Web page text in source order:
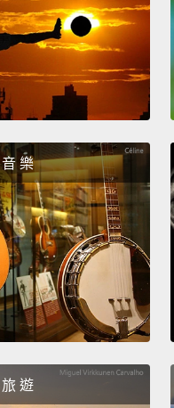
could set to toast
probably already
喔我的天。如果有這
就真的是超天才的發
any of the clothes I
明天要穿什麼？呃啊
How many hours do I
can nap?
明天可以睡午覺前我到
Pete Holmes! That's
couldn't I think of it
皮特·霍姆斯!那個喜
音 樂
旅 遊